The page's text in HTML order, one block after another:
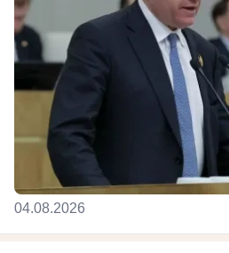
04.08.2026